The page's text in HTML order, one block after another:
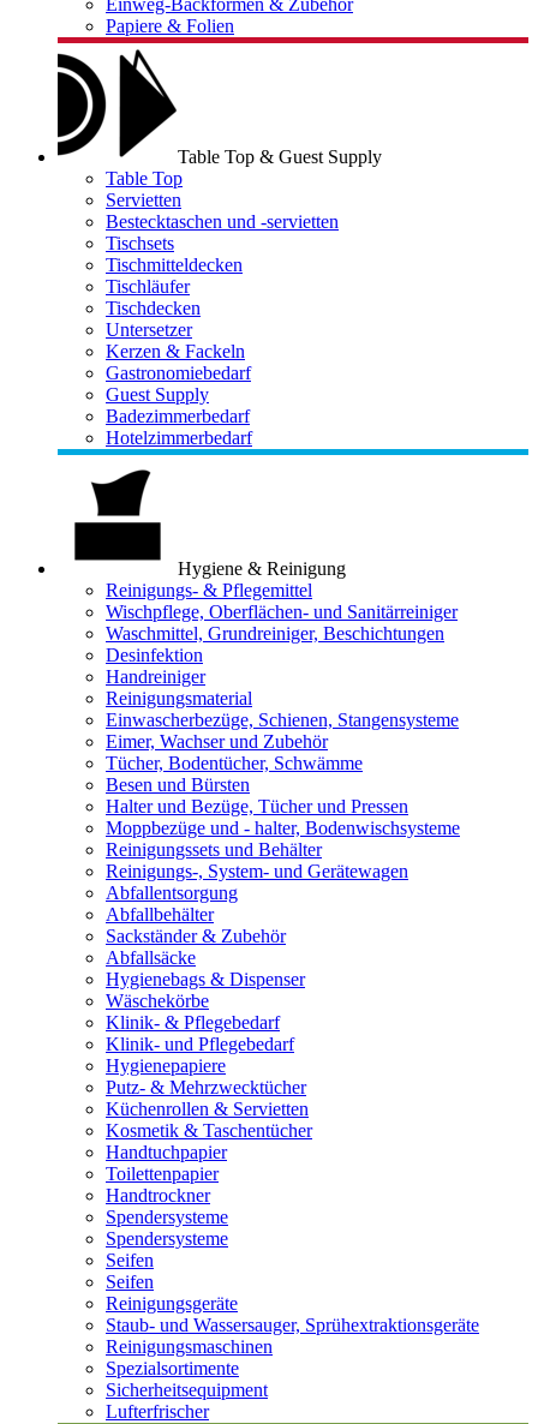
Einweg-Backformen & Zubehör
Papiere & Folien
Table Top & Guest Supply
Table Top
Servietten
Bestecktaschen und -servietten
Tischsets
Tischmitteldecken
Tischläufer
Tischdecken
Untersetzer
Kerzen & Fackeln
Gastronomiebedarf
Guest Supply
Badezimmerbedarf
Hotelzimmerbedarf
Hygiene & Reinigung
Reinigungs- & Pflegemittel
Wischpflege, Oberflächen- und Sanitärreiniger
Waschmittel, Grundreiniger, Beschichtungen
Desinfektion
Handreiniger
Reinigungsmaterial
Einwascherbezüge, Schienen, Stangensysteme
Eimer, Wachser und Zubehör
Tücher, Bodentücher, Schwämme
Besen und Bürsten
Halter und Bezüge, Tücher und Pressen
Moppbezüge und - halter, Bodenwischsysteme
Reinigungssets und Behälter
Reinigungs-, System- und Gerätewagen
Abfallentsorgung
Abfallbehälter
Sackständer & Zubehör
Abfallsäcke
Hygienebags & Dispenser
Wäschekörbe
Klinik- & Pflegebedarf
Klinik- und Pflegebedarf
Hygienepapiere
Putz- & Mehrzwecktücher
Küchenrollen & Servietten
Kosmetik & Taschentücher
Handtuchpapier
Toilettenpapier
Handtrockner
Spendersysteme
Spendersysteme
Seifen
Seifen
Reinigungsgeräte
Staub- und Wassersauger, Sprühextraktionsgeräte
Reinigungsmaschinen
Spezialsortimente
Sicherheitsequipment
Lufterfrischer